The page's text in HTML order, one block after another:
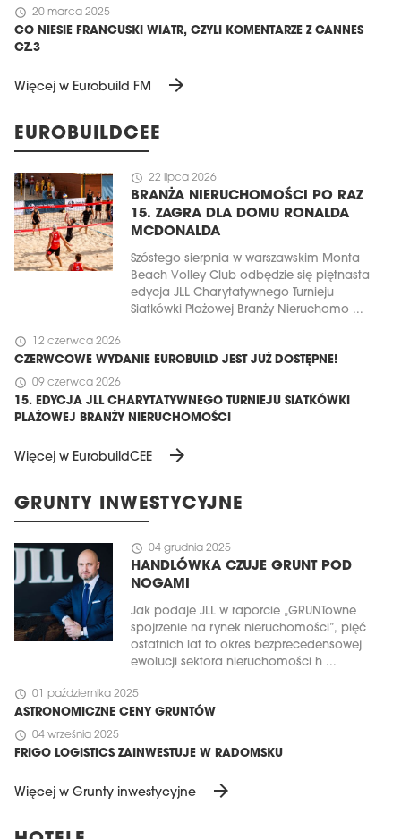
schedule 20 marca 2025
CO NIESIE FRANCUSKI WIATR, CZYLI KOMENTARZE Z CANNES
CZ.3
Więcej w Eurobuild FM arrow_forward
EUROBUILDCEE
schedule 22 lipca 2026
BRANŻA NIERUCHOMOŚCI PO RAZ
15. ZAGRA DLA DOMU RONALDA
MCDONALDA
Szóstego sierpnia w warszawskim Monta
Beach Volley Club odbędzie się piętnasta
edycja JLL Charytatywnego Turnieju
Siatkówki Plażowej Branży Nieruchomo ...
schedule 12 czerwca 2026
CZERWCOWE WYDANIE EUROBUILD JEST JUŻ DOSTĘPNE!
schedule 09 czerwca 2026
15. EDYCJA JLL CHARYTATYWNEGO TURNIEJU SIATKÓWKI
PLAŻOWEJ BRANŻY NIERUCHOMOŚCI
Więcej w EurobuildCEE arrow_forward
GRUNTY INWESTYCYJNE
schedule 04 grudnia 2025
HANDLÓWKA CZUJE GRUNT POD
NOGAMI
Jak podaje JLL w raporcie „GRUNTowne
spojrzenie na rynek nieruchomości”, pięć
ostatnich lat to okres bezprecedensowej
ewolucji sektora nieruchomości h ...
schedule 01 października 2025
ASTRONOMICZNE CENY GRUNTÓW
schedule 04 września 2025
FRIGO LOGISTICS ZAINWESTUJE W RADOMSKU
Więcej w Grunty inwestycyjne arrow_forward